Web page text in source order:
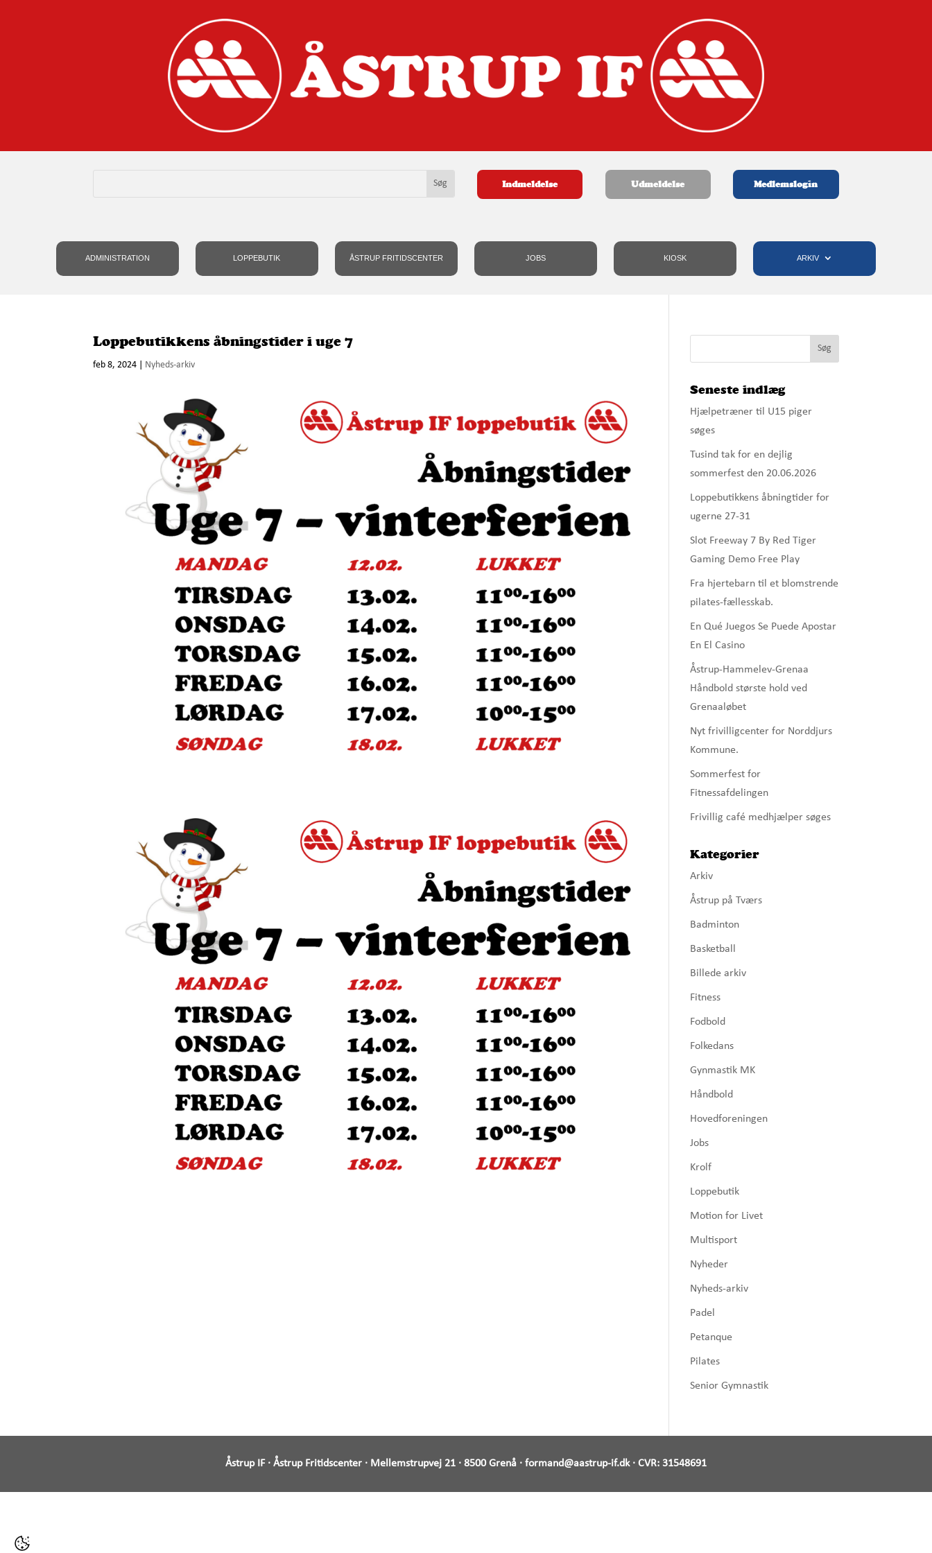
Indmeldelse Udmeldelse Medlemslogin
ADMINISTRATION LOPPEBUTIK ÅSTRUP FRITIDSCENTER JOBS KIOSK ARKIV
Loppebutikkens åbningstider i uge 7
feb 8, 2024 Nyheds-arkiv
Seneste indlæg
Hjælpetræner til U15 piger
søges
Tusind tak for en dejlig
sommerfest den 20.06.2026
Loppebutikkens åbningtider for
ugerne 27-31
Slot Freeway 7 By Red Tiger
Gaming Demo Free Play
Fra hjertebarn til et blomstrende
pilates-fællesskab.
En Qué Juegos Se Puede Apostar
En El Casino
Åstrup-Hammelev-Grenaa
Håndbold største hold ved
Grenaaløbet
Nyt frivilligcenter for Norddjurs
Kommune.
Sommerfest for
Fitnessafdelingen
Frivillig café medhjælper søges
Kategorier
Arkiv
Åstrup på Tværs
Badminton
Basketball
Billede arkiv
Fitness
Fodbold
Folkedans
Gynmastik MK
Håndbold
Hovedforeningen
Jobs
Krolf
Loppebutik
Motion for Livet
Multisport
Nyheder
Nyheds-arkiv
Padel
Petanque
Pilates
Senior Gymnastik
Åstrup IF · Åstrup Fritidscenter · Mellemstrupvej 21 · 8500 Grenå · formand@aastrup-if.dk· CVR: 31548691